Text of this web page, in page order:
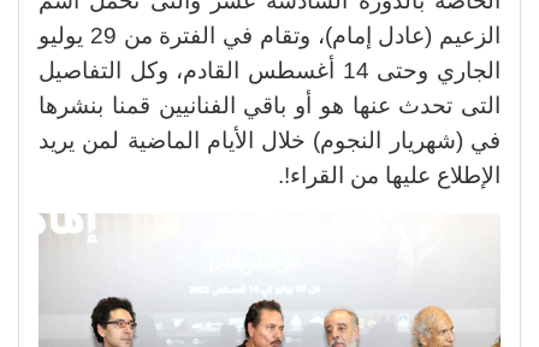
الزعيم (عادل إمام)، وتقام في الفترة من 29 يوليو
الجاري وحتى 14 أغسطس القادم، وكل التفاصيل
التى تحدث عنها هو أو باقي الفنانيين قمنا بنشرها
في (شهريار النجوم) خلال الأيام الماضية لمن يريد
الإطلاع عليها من القراء!.